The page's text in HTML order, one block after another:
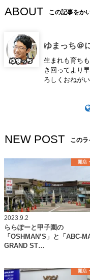
ABOUT この記事をか
ゆまっち＠
生まれも育ち
き回ってより
ろしくおねがい
NEW POST この
開店
2023.9.2
ららぽーと甲子園の
「OSHMAN’S」と「ABC-
GRAND ST…
開店